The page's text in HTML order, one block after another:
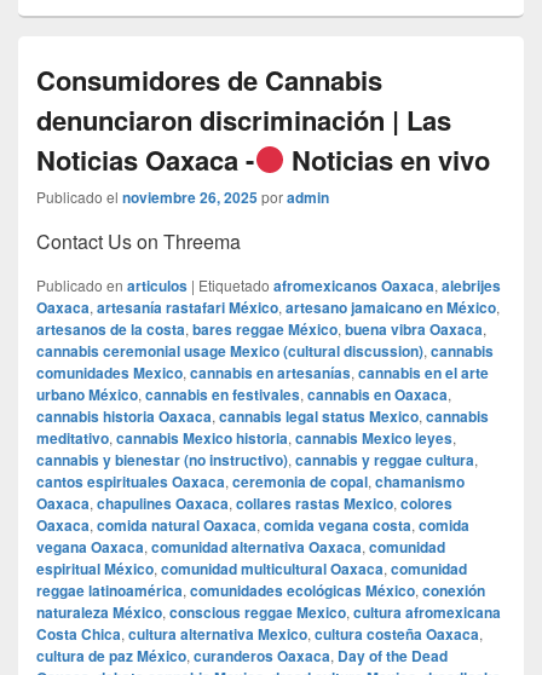
Consumidores de Cannabis
denunciaron discriminación | Las
Noticias Oaxaca -
Noticias en vivo
Publicado el noviembre 26, 2025poradmin
Contact Us on Threema
Publicado en articulos | Etiquetado afromexicanos Oaxaca, alebrijes
Oaxaca, artesanía rastafari México, artesano jamaicano en México,
artesanos de la costa, bares reggae México, buena vibra Oaxaca,
cannabis ceremonial usage Mexico (cultural discussion), cannabis
comunidades Mexico, cannabis en artesanías, cannabis en el arte
urbano México, cannabis en festivales, cannabis en Oaxaca,
cannabis historia Oaxaca, cannabis legal status Mexico, cannabis
meditativo, cannabis Mexico historia, cannabis Mexico leyes,
cannabis y bienestar (no instructivo), cannabis y reggae cultura,
cantos espirituales Oaxaca, ceremonia de copal, chamanismo
Oaxaca, chapulines Oaxaca, collares rastas Mexico, colores
Oaxaca, comida natural Oaxaca, comida vegana costa, comida
vegana Oaxaca, comunidad alternativa Oaxaca, comunidad
espiritual México, comunidad multicultural Oaxaca, comunidad
reggae latinoamérica, comunidades ecológicas México, conexión
naturaleza México, conscious reggae Mexico, cultura afromexicana
Costa Chica, cultura alternativa Mexico, cultura costeña Oaxaca,
cultura de paz México, curanderos Oaxaca, Day of the Dead